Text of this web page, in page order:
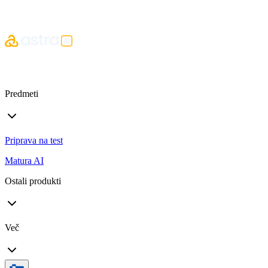
Predmeti
Priprava na test
Matura AI
Ostali produkti
Več